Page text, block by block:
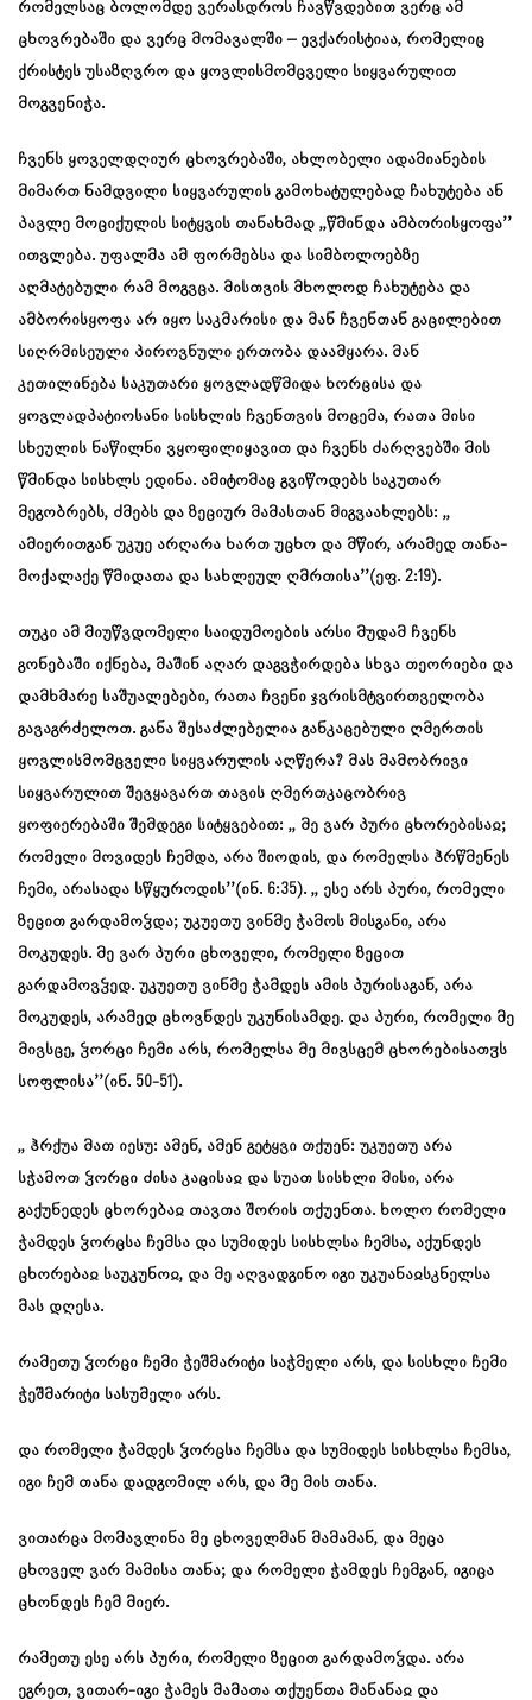
რომელსაც ბოლომდე ვერასდროს ჩავწვდებით ვერც ამ
ცხოვრებაში და ვერც მომავალში – ევქარისტიაა, რომელიც
ქრისტეს უსაზღვრო და ყოვლისმომცველი სიყვარულით
მოგვენიჭა.
ჩვენს ყოველდღიურ ცხოვრებაში, ახლობელი ადამიანების
მიმართ ნამდვილი სიყვარულის გამოხატულებად ჩახუტება ან
პავლე მოციქულის სიტყვის თანახმად ,,წმინდა ამბორისყოფა’’
ითვლება. უფალმა ამ ფორმებსა და სიმბოლოებზე
აღმატებული რამ მოგვცა. მისთვის მხოლოდ ჩახუტება და
ამბორისყოფა არ იყო საკმარისი და მან ჩვენთან გაცილებით
სიღრმისეული პიროვნული ერთობა დაამყარა. მან
კეთილინება საკუთარი ყოვლადწმიდა ხორცისა და
ყოვლადპატიოსანი სისხლის ჩვენთვის მოცემა, რათა მისი
სხეულის ნაწილნი ვყოფილიყავით და ჩვენს ძარღვებში მის
წმინდა სისხლს ედინა. ამიტომაც გვიწოდებს საკუთარ
მეგობრებს, ძმებს და ზეციურ მამასთან მიგვაახლებს: ,,
ამიერითგან უკუე არღარა ხართ უცხო და მწირ, არამედ თანა-
მოქალაქე წმიდათა და სახლეულ ღმრთისა’’(ეფ. 2:19).
თუკი ამ მიუწვდომელი საიდუმოების არსი მუდამ ჩვენს
გონებაში იქნება, მაშინ აღარ დაგვჭირდება სხვა თეორიები და
დამხმარე საშუალებები, რათა ჩვენი ჯვრისმტვირთველობა
გავაგრძელოთ. განა შესაძლებელია განკაცებული ღმერთის
ყოვლისმომცველი სიყვარულის აღწერა? მას მამობრივი
სიყვარულით შევყავართ თავის ღმერთკაცობრივ
ყოფიერებაში შემდეგი სიტყვებით: ,, მე ვარ პური ცხორებისაჲ;
რომელი მოვიდეს ჩემდა, არა შიოდის, და რომელსა ჰრწმენეს
ჩემი, არასადა სწყუროდის’’(ინ. 6:35). ,, ესე არს პური, რომელი
ზეცით გარდამოჴდა; უკუეთუ ვინმე ჭამოს მისგანი, არა
მოკუდეს. მე ვარ პური ცხოველი, რომელი ზეცით
გარდამოვჴედ. უკუეთუ ვინმე ჭამდეს ამის პურისაგან, არა
მოკუდეს, არამედ ცხოვნდეს უკუნისამდე. და პური, რომელი მე
მივსცე, ჴორცი ჩემი არს, რომელსა მე მივსცემ ცხორებისათჳს
სოფლისა’’(ინ. 50-51).
,, ჰრქუა მათ იესუ: ამენ, ამენ გეტყვი თქუენ: უკუეთუ არა
სჭამოთ ჴორცი ძისა კაცისაჲ და სუათ სისხლი მისი, არა
გაქუნედეს ცხორებაჲ თავთა შორის თქუენთა. ხოლო რომელი
ჭამდეს ჴორცსა ჩემსა და სუმიდეს სისხლსა ჩემსა, აქუნდეს
ცხორებაჲ საუკუნოჲ, და მე აღვადგინო იგი უკუანაჲსკნელსა
მას დღესა.
რამეთუ ჴორცი ჩემი ჭეშმარიტი საჭმელი არს, და სისხლი ჩემი
ჭეშმარიტი სასუმელი არს.
და რომელი ჭამდეს ჴორცსა ჩემსა და სუმიდეს სისხლსა ჩემსა,
იგი ჩემ თანა დადგომილ არს, და მე მის თანა.
ვითარცა მომავლინა მე ცხოველმან მამამან, და მეცა
ცხოველ ვარ მამისა თანა; და რომელი ჭამდეს ჩემგან, იგიცა
ცხონდეს ჩემ მიერ.
რამეთუ ესე არს პური, რომელი ზეცით გარდამოჴდა. არა
ეგრეთ, ვითარ-იგი ჭამეს მამათა თქუენთა მანანაჲ და